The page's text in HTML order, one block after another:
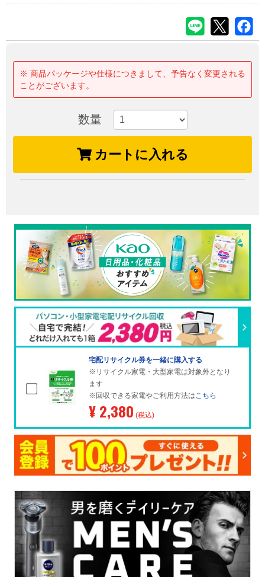
※ 商品パッケージや仕様につきまして、予告なく変更される
ことがございます。
数量
カートに入れる
宅配リサイクル券を一緒に購入する
※リサイクル家電・大型家電は対象外となり
ます
※回収できる家電やご利用方法はこちら
¥ 2,380 (税込)